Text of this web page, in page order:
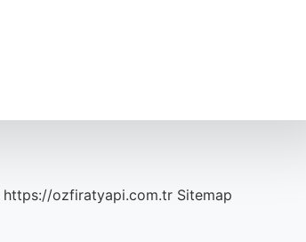
https://ozfiratyapi.com.tr Sitemap